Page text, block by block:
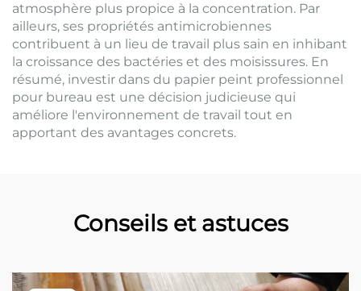
atmosphère plus propice à la concentration. Par
ailleurs, ses propriétés antimicrobiennes
contribuent à un lieu de travail plus sain en inhibant
la croissance des bactéries et des moisissures. En
résumé, investir dans du papier peint professionnel
pour bureau est une décision judicieuse qui
améliore l'environnement de travail tout en
apportant des avantages concrets.
Conseils et astuces